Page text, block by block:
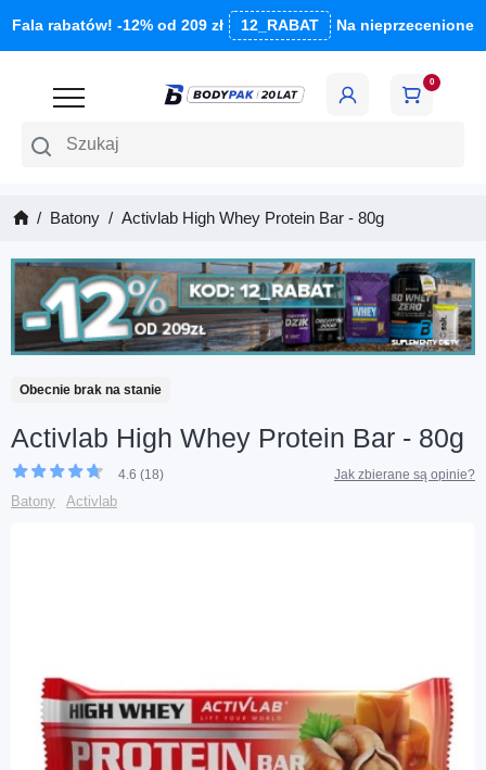
Fala rabatów! -12% od 209 zł 12_RABAT Na nieprzecenione
Szukaj
0
Batony Activlab High Whey Protein Bar - 80g
Obecnie brak na stanie
Activlab High Whey Protein Bar - 80g
4.6 (18) Jak zbierane są opinie?
Batony Activlab